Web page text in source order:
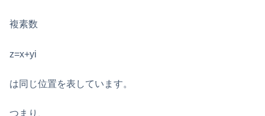
複素数
z=x+yi
は同じ位置を表しています。
つまり、